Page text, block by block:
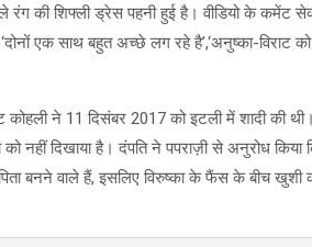
रंग की शिफ्ली ड्रेस पहनी हुई है। वीडियो के
‘दोनों एक साथ बहुत अच्छे लग रहे है’,‘अनुष्का-
कोहली ने 11 दिसंबर 2017 को इटली में शादी की
को नहीं दिखाया है। दंपति ने पपराज़ी से अनुरोध
बनने वाले हैं, इसलिए विरुष्का के फैंस के बीच खुशी